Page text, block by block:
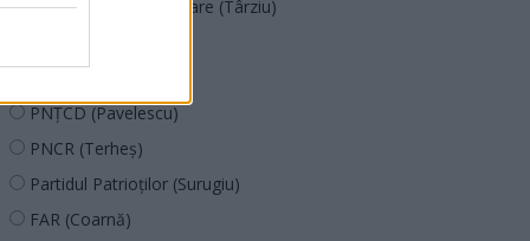
Acțiunea Conservatoare (Târziu)
PNȚCD (Pavelescu)
PNCR (Terheș)
Partidul Patrioților (Surugiu)
FAR (Coarnă)